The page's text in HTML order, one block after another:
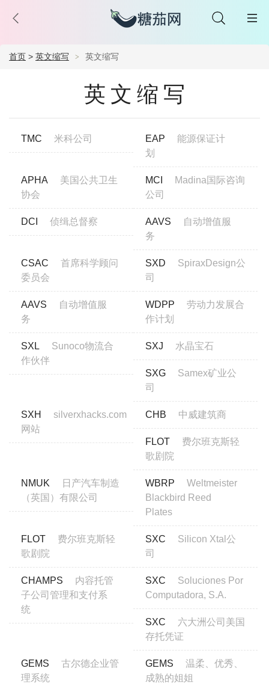
首页 > 英文缩写 英文缩写
英文缩写
TMC 米科公司 EAP
能源保证计
划
APHA
美国公共卫生
协会
MCI
Madina国际咨询
公司
DCI 侦缉总督察 AAVS
自动增值服
务
CSAC
首席科学顾问
委员会
SXD
SpiraxDesign公
司
AAVS
自动增值服
务
WDPP
劳动力发展合
作计划
SXL
Sunoco物流合
作伙伴
SXJ 水晶宝石
SXG
Samex矿业公
司
SXH
silverxhacks.com
网站
CHB 中威建筑商
FLOT
费尔班克斯轻
歌剧院
NMUK
日产汽车制造
（英国）有限公司
WBRP
Weltmeister
Blackbird Reed
Plates
FLOT
费尔班克斯轻
歌剧院
SXC
Silicon Xtal公
司
CHAMPS
内容托管
子公司管理和支付系
统
SXC
Soluciones Por
Computadora, S.A.
SXC
六大洲公司美国
存托凭证
GEMS
古尔德企业管
理系统
GEMS
温柔、优秀、
成熟的姐姐